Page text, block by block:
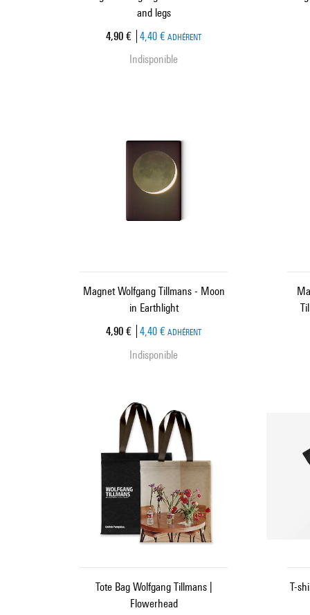
and legs
Prix ​​actuel
4,90 € 4,40 € ADHÉRENT
Indisponible
Magnet Wolfgang Tillmans - Moon
in Earthlight
Prix ​​actuel
4,90 € 4,40 € ADHÉRENT
Indisponible
Tote Bag Wolfgang Tillmans |
Flowerhead
T-